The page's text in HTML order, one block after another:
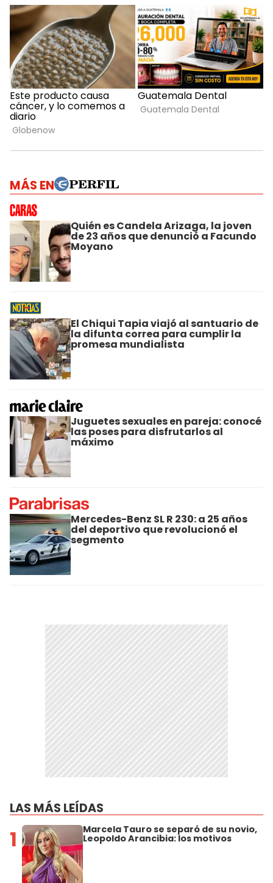
MÁS EN
Quién es Candela Arizaga, la joven
de 23 años que denunció a Facundo
Moyano
El Chiqui Tapia viajó al santuario de
la difunta correa para cumplir la
promesa mundialista
Juguetes sexuales en pareja: conocé
las poses para disfrutarlos al
máximo
Mercedes-Benz SL R 230: a 25 años
del deportivo que revolucionó el
segmento
LAS MÁS LEÍDAS
1 Marcela Tauro se separó de su novio,
Leopoldo Arancibia: los motivos